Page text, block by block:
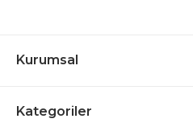
Kurumsal
Kategoriler